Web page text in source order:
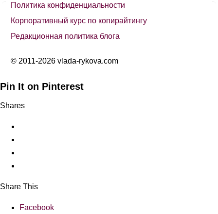
Политика конфиденциальности
Корпоративный курс по копирайтингу
Редакционная политика блога
© 2011-2026 vlada-rykova.com
Pin It on Pinterest
Shares
Share This
Facebook